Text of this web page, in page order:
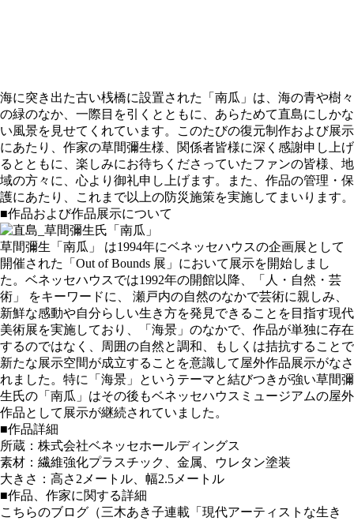
海に突き出た古い桟橋に設置された「南瓜」は、海の青や樹々
の緑のなか、一際目を引くとともに、あらためて直島にしかな
い風景を見せてくれています。このたびの復元制作および展示
にあたり、作家の草間彌生様、関係者皆様に深く感謝申し上げ
るとともに、楽しみにお待ちくださっていたファンの皆様、地
域の方々に、心より御礼申し上げます。また、作品の管理・保
護にあたり、これまで以上の防災施策を実施してまいります。
■作品および作品展示について
草間彌生「南瓜」 は1994年にベネッセハウスの企画展として
開催された「Out of Bounds 展」において展示を開始しまし
た。ベネッセハウスでは1992年の開館以降、「人・自然・芸
術」 をキーワードに、 瀬戸内の自然のなかで芸術に親しみ、
新鮮な感動や自分らしい生き方を発見できることを目指す現代
美術展を実施しており、「海景」のなかで、作品が単独に存在
するのではなく、周囲の自然と調和、もしくは拮抗することで
新たな展示空間が成立することを意識して屋外作品展示がなさ
れました。特に「海景」というテーマと結びつきが強い草間彌
生氏の「南瓜」はその後もベネッセハウスミュージアムの屋外
作品として展示が継続されていました。
■作品詳細
所蔵：株式会社ベネッセホールディングス
素材：繊維強化プラスチック、金属、ウレタン塗装
大きさ：高さ2メートル、幅2.5メートル
■作品、作家に関する詳細
こちらのブログ（三木あき子連載「現代アーティストな生き